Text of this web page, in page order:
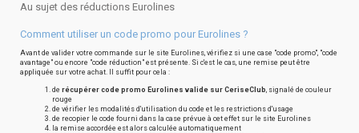
Au sujet des réductions Eurolines
Comment utiliser un code promo pour Eurolines ?
Avant de valider votre commande sur le site Eurolines, vérifiez si une case "code promo", "code
avantage" ou encore "code réduction" est présente. Si c'est le cas, une remise peut être
appliquée sur votre achat. Il suffit pour cela :
de récupérer code promo Eurolines valide sur CeriseClub, signalé de couleur
rouge
de vérifier les modalités d'utilisation du code et les restrictions d'usage
de recopier le code fourni dans la case prévue à cet effet sur le site Eurolines
la remise accordée est alors calculée automatiquement